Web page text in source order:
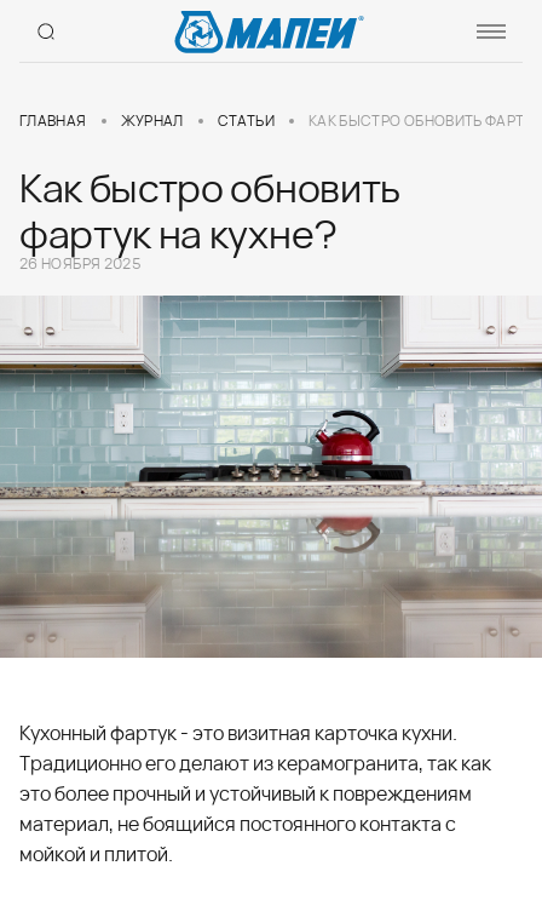
ГЛАВНАЯ ЖУРНАЛ СТАТЬИ КАК БЫСТРО ОБНОВИТЬ
Как быстро обновить
фартук на кухне?
26 НОЯБРЯ 2025
Кухонный фартук - это визитная карточка кухни.
Традиционно его делают из керамогранита, так как
это более прочный и устойчивый к повреждениям
материал, не боящийся постоянного контакта с
мойкой и плитой.